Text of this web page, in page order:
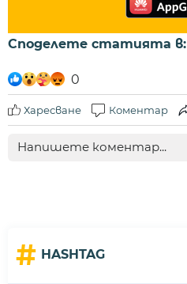
Споделете статията в:
0
Харесване Коментар
# HASHTAG